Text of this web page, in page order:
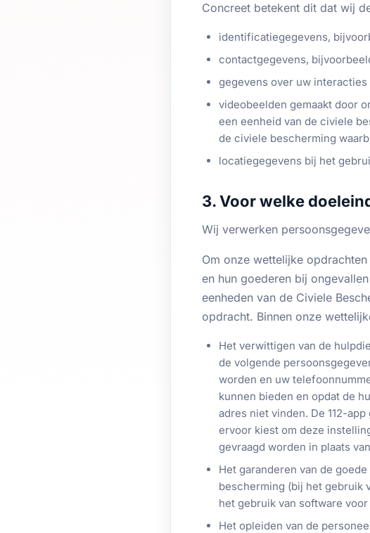
Concreet betekent dit dat wij
identificatiegegevens,
contactgegevens,
gegevens over uw
videobeelden gemaakt door
een eenheid van de civiele
de civiele bescherming
locatiegegevens bij het
3. Voor welke
Wij verwerken
Om onze wettelijke
en hun goederen bij
eenheden van de Civiele
opdracht. Binnen onze
Het verwittigen van de
de volgende
worden en uw
kunnen bieden en opdat de
adres niet vinden. De 112-
ervoor kiest om deze
gevraagd worden in plaats
Het garanderen van de
bescherming (bij het gebruik
het gebruik van software
Het opleiden van de